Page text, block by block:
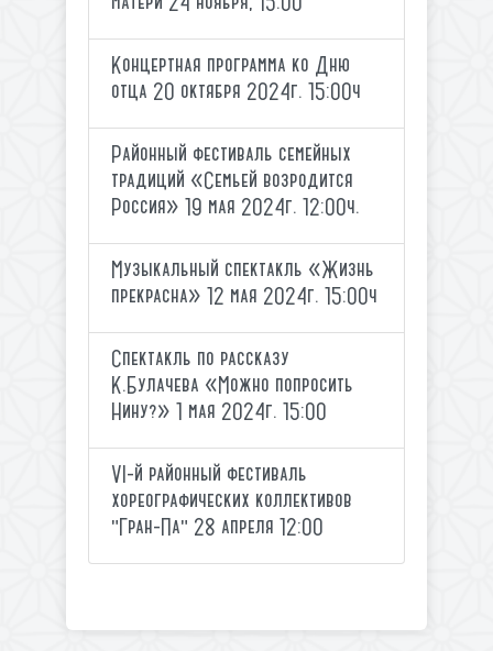
Концертная программа ко Дню
отца 20 октября 2024г. 15:00ч
Районный фестиваль семейных
традиций «Семьей возродится
Россия» 19 мая 2024г. 12:00ч.
Музыкальный спектакль «Жизнь
прекрасна» 12 мая 2024г. 15:00ч
Спектакль по рассказу
К.Булачева «Можно попросить
Нину?» 1 мая 2024г. 15:00
VI-й районный фестиваль
хореографических коллективов
"Гран-Па" 28 апреля 12:00